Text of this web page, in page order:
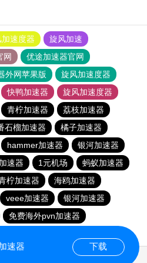
速度器
旋风加速
网
优途加速器官网
外网苹果版
旋风加速度器
快鸭加速器
旋风加速度器
青柠加速器
荔枝加速器
石榴加速器
橘子加速器
hammer加速器
银河加速器
速器 1元机场
蚂蚁加速器
柠加速器
海鸥加速器
veee加速器
银河加速器
免费海外pvn加速器
速器 下载